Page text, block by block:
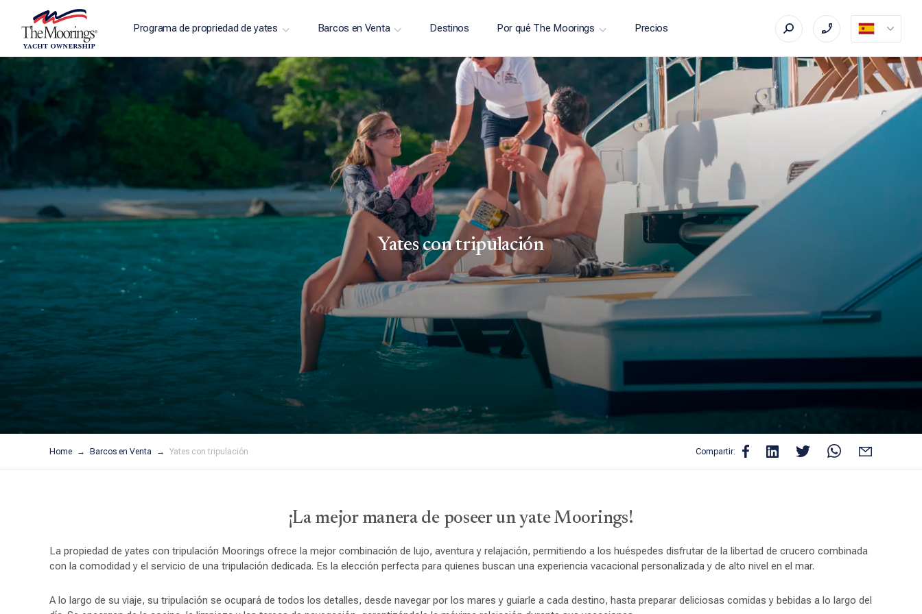
Programa de propriedad de yates Barcos en Venta Destinos Por qué The Moorings Precios
Yates con tripulación
Home Barcos en Venta Yates con tripulación Compartir:
¡La mejor manera de poseer un yate Moorings!
La propiedad de yates con tripulación Moorings ofrece la mejor combinación de lujo, aventura y relajación, permitiendo a los huéspedes disfrutar de la libertad de crucero combinada
con la comodidad y el servicio de una tripulación dedicada. Es la elección perfecta para quienes buscan una experiencia vacacional personalizada y de alto nivel en el mar.
A lo largo de su viaje, su tripulación se ocupará de todos los detalles, desde navegar por los mares y guiarle a cada destino, hasta preparar deliciosas comidas y bebidas a lo largo del